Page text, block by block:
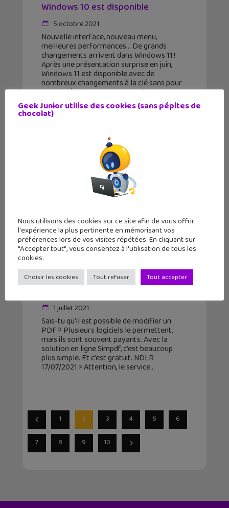
Windows 10 est disponible
5 octobre 2021
Nouvelle interface, nouveau menu,
meilleures performances… De grands
changements arrivent dans Windows 11 !
Après une présentation surprise en juin,
Windows 11 est disponible avec de
nombreux changements à la clé sans pour
autant révolutionner son système
Je débute sur PC : comment
modifier mes PDF ? Simpdf, une
1 juillet 2021
Sais-tu qu’il est possible de modifier un
PDF ? Plusieurs logiciels le permettent,
mais ils sont souvent payants. Avec la
solution en ligne Simpdf, c’est beaucoup
plus simple. Et c’est gratuit. NDLR
17/07/2021 > Attention, le service
1 2 3 4 5 6
7 8 9 10
Geek Junior utilise des cookies (sans pépites de
chocolat)
Nous utilisons des cookies sur ce site afin de vous offrir
l'expérience la plus pertinente en mémorisant vos
préférences lors de vos visites répétées. En cliquant sur
"Accepter tout", vous consentez à l'utilisation de tous les
cookies.
Choisir les cookies Tout refuser Tout accepter